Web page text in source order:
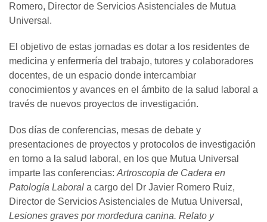
Romero, Director de Servicios Asistenciales de Mutua
Universal.
El objetivo de estas jornadas es dotar a los residentes de
medicina y enfermería del trabajo, tutores y colaboradores
docentes, de un espacio donde intercambiar
conocimientos y avances en el ámbito de la salud laboral a
través de nuevos proyectos de investigación.
Dos días de conferencias, mesas de debate y
presentaciones de proyectos y protocolos de investigación
en torno a la salud laboral, en los que Mutua Universal
imparte las conferencias: Artroscopia de Cadera en
Patología Laboral a cargo del Dr Javier Romero Ruiz,
Director de Servicios Asistenciales de Mutua Universal,
Lesiones graves por mordedura canina. Relato y